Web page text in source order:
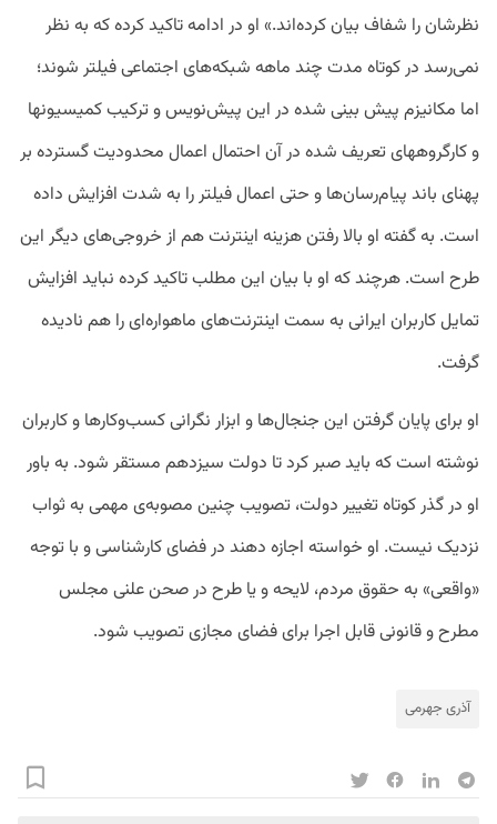
نظرشان را شفاف بیان کرده‌اند.» او در ادامه تاکید کرده که به نظر
نمی‌رسد در کوتاه مدت چند ماهه شبکه‌های اجتماعی فیلتر شوند؛
اما مکانیزم پیش بینی شده در این پیش‌نویس و ترکیب کمیسیونها
و کارگروههای تعریف شده در آن احتمال اعمال محدودیت گسترده بر
پهنای باند پیام‌رسان‌ها و حتی اعمال فیلتر را به شدت افزایش داده
است. به گفته او بالا رفتن هزینه اینترنت هم از خروجی‌های دیگر این
طرح است. هرچند که او با بیان این مطلب تاکید کرده نباید افزایش
تمایل کاربران ایرانی به سمت اینترنت‌های ماهواره‌ای را هم نادیده
گرفت.
او برای پایان گرفتن این جنجال‌ها و ابزار نگرانی کسب‌وکارها و کاربران
نوشته است که باید صبر کرد تا دولت سیزدهم مستقر شود. به باور
او در گذر کوتاه تغییر دولت‌، تصویب چنین مصوبه‌ی مهمی به ثواب
نزدیک نیست. او خواسته اجازه دهند در فضای کارشناسی و با توجه
«واقعی» به حقوق مردم، لایحه و یا طرح در صحن علنی مجلس
مطرح و قانونی قابل اجرا برای فضای مجازی تصویب شود.
آذری جهرمی